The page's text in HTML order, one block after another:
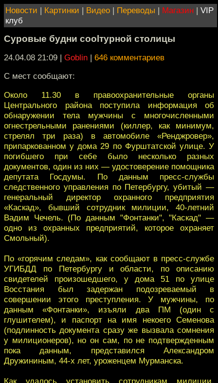
Новости | Картинки | Видео | Переводы | Магазин | VIP
клуб
Суровые будни coolтурной столицы
24.04.08 21:09 | Goblin | 646 комментариев
С мест сообщают:
Около 11.30 в правоохранительные органы
Центрального района поступила информация об
обнаружении тела мужчины с многочисленными
огнестрельными ранениями (киллер, как минимум,
стрелял три раза) в автомобиле «Ренджровер»,
припаркованном у дома 29 по Фурштатской улице. У
погибшего при себе было несколько разных
документов, один из них — удостоверение помощника
депутата Госдумы. По данным пресс-службы
следственного управления по Петербургу, убитый —
генеральный директор охранного предприятия
«Каскад», бывший сотрудник милиции, 40-летний
Вадим Чечель. (По данным "Фонтанки", "Каскад" —
одно из охранных предприятий, которое охраняет
Смольный).
По «горячим следам», как сообщают в пресс-службе
УГИБДД по Петербургу и области, по описанию
свидетелей произошедшего, у дома 51 по улице
Восстания был задержан подозреваемый в
совершении этого преступления. У мужчины, по
данным «Фонтанки», изъяли два ПМ (один с
глушителем), и паспорт на имя некоего Семенова
(подлинность документа сразу же вызвала сомнения
у милиционеров), но он сам, по не подтвержденным
пока данным, представился Александром
Дружининым, 44-х лет, уроженцем Мурманска.
Как удалось установить сотрудникам милиции,